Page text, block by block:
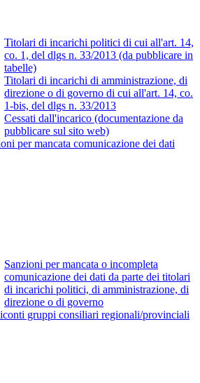
Titolari di incarichi politici di cui all'art. 14,
co. 1, del dlgs n. 33/2013 (da pubblicare in
tabelle)
Titolari di incarichi di amministrazione, di
direzione o di governo di cui all'art. 14, co.
1-bis, del dlgs n. 33/2013
Cessati dall'incarico (documentazione da
pubblicare sul sito web)
per mancata comunicazione dei dati
Sanzioni per mancata o incompleta
comunicazione dei dati da parte dei titolari
di incarichi politici, di amministrazione, di
direzione o di governo
gruppi consiliari regionali/provinciali